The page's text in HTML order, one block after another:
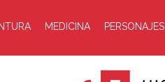
MEDICINA PERSONAJES